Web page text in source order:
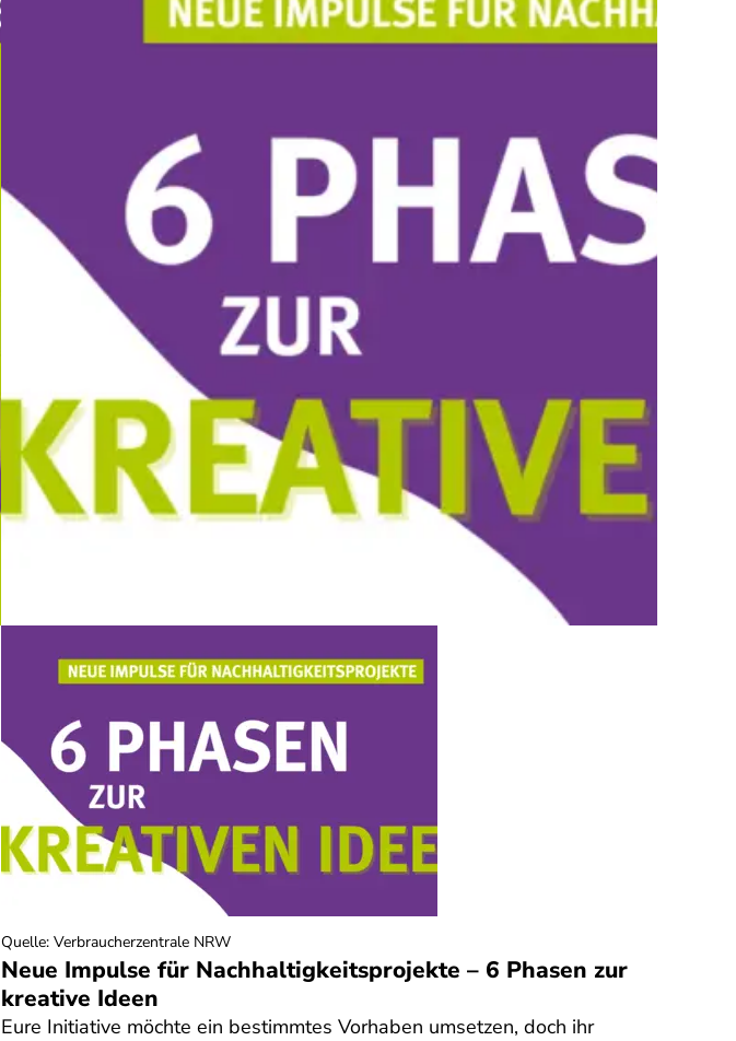
Neue Impulse für Nachhaltigkeitsprojekte – 6 Phasen zur
kreative Ideen
Eure Initiative möchte ein bestimmtes Vorhaben umsetzen, doch ihr
Quelle: Verbraucherzentrale NRW